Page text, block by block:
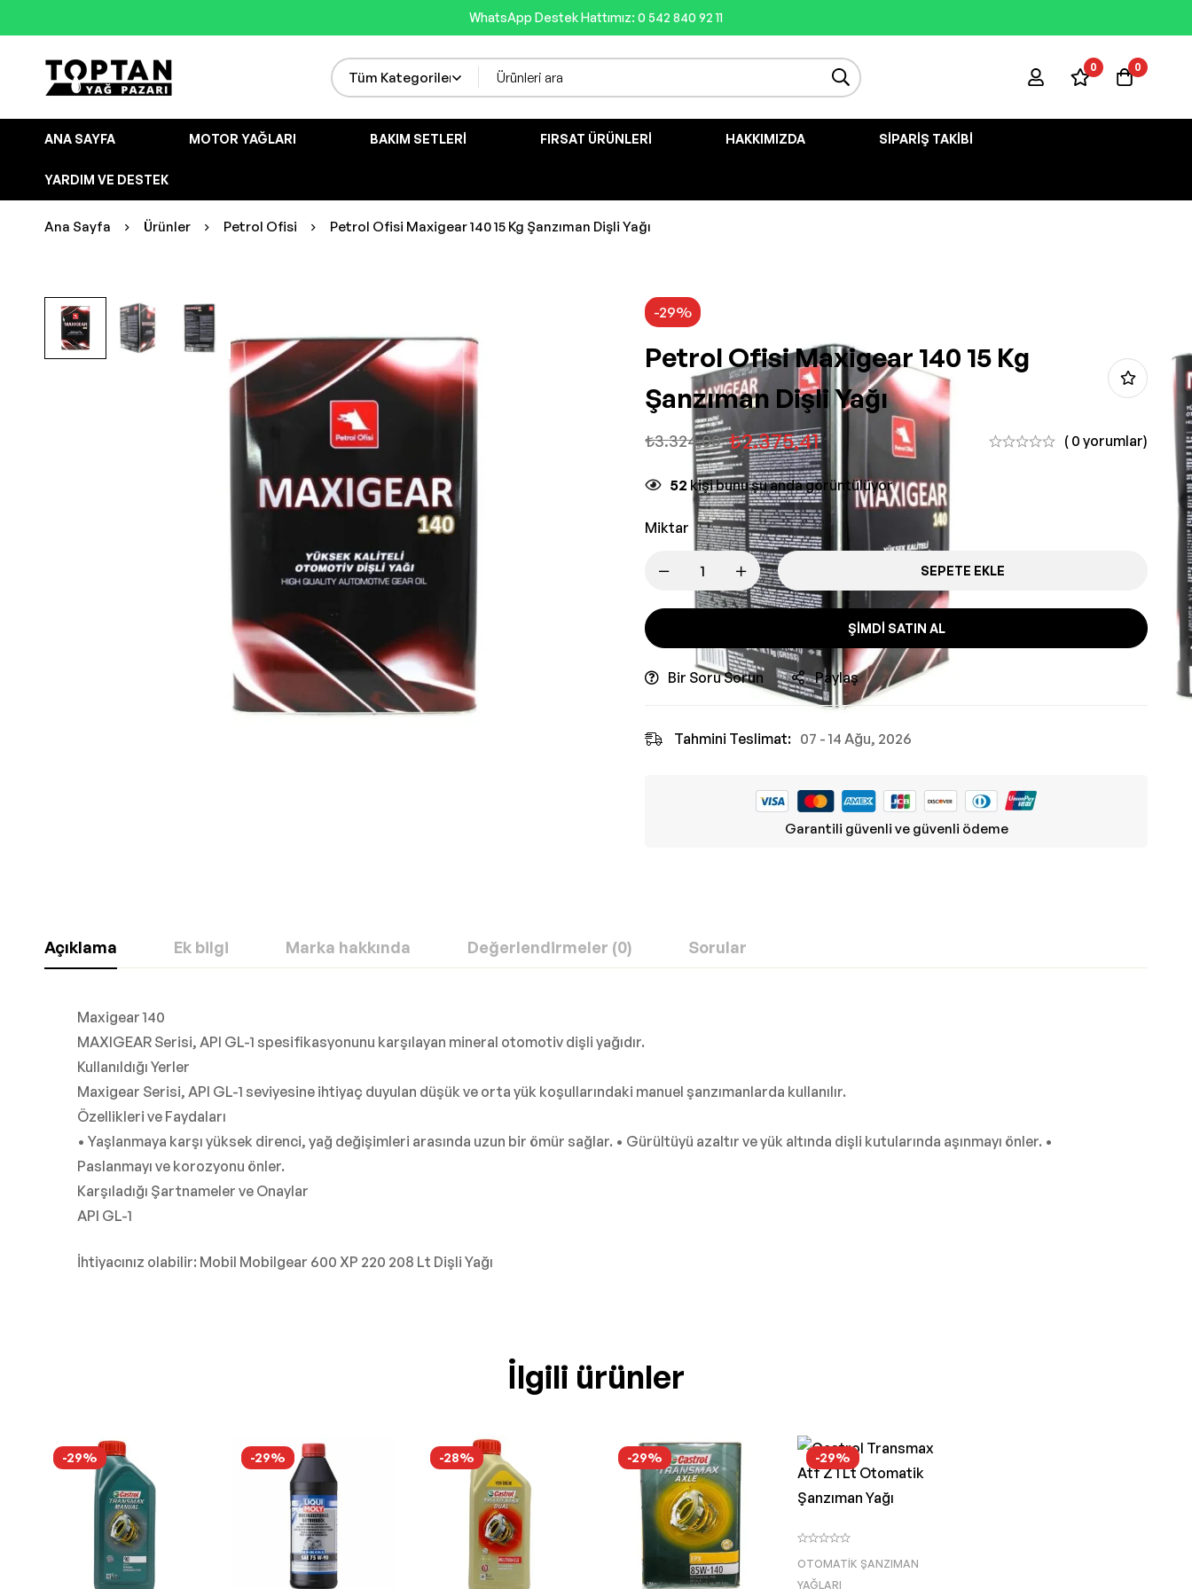
WhatsApp Destek Hattımız: 0 542 840 92 11
0 0
ANA SAYFA MOTOR YAĞLARI BAKIM SETLERI FIRSAT ÜRÜNLERI HAKKIMIZDA SIPARIŞ TAKIBI
YARDIM VE DESTEK
Ana Sayfa Ürünler Petrol Ofisi Petrol Ofisi Maxigear 140 15 Kg Şanzıman Dişli Yağı
-29%
Petrol Ofisi Maxigear 140 15 Kg
Şanzıman Dişli Yağı
₺3.324,00 ₺2.375,41 ( 0 yorumlar)
52 kişi bunu şu anda görüntülüyor
Miktar
SEPETE EKLE
ŞIMDI SATIN AL
Bir Soru Sorun Paylaş
Tahmini Teslimat: 07 - 14 Ağu, 2026
Garantili güvenli ve güvenli ödeme
Açıklama Ek bilgi Marka hakkında Değerlendirmeler (0) Sorular
Maxigear 140
MAXIGEAR Serisi, API GL-1 spesifikasyonunu karşılayan mineral otomotiv dişli yağıdır.
Kullanıldığı Yerler
Maxigear Serisi, API GL-1 seviyesine ihtiyaç duyulan düşük ve orta yük koşullarındaki manuel şanzımanlarda kullanılır.
Özellikleri ve Faydaları
• Yaşlanmaya karşı yüksek direnci, yağ değişimleri arasında uzun bir ömür sağlar. • Gürültüyü azaltır ve yük altında dişli kutularında aşınmayı önler. •
Paslanmayı ve korozyonu önler.
Karşıladığı Şartnameler ve Onaylar
API GL-1
İhtiyacınız olabilir: Mobil Mobilgear 600 XP 220 208 Lt Dişli Yağı
İlgili ürünler
-29% -29% -28% -29% -29%
OTOMATIK ŞANZIMAN
YAĞLARI